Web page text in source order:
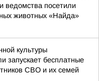
ведомства посетили
животных «Найда»
культуры
запускает бесплатные
СВО и их семей